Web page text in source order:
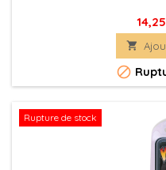


Rupture de stock